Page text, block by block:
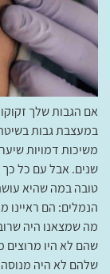
אם הגבות שלך
במעצבת גבות
משיכות דמויות
שנים. אבל עם כל כך
טובה במה שהיא
הנמלים: הם ראיינו
מה שמצאנו היה
שהם לא היו מרוצים
שלהם לא היה